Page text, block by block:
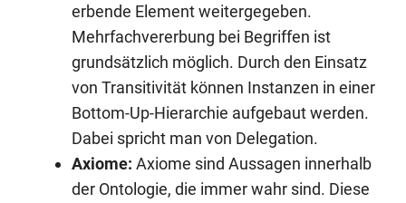
erbende Element weitergegeben.
Mehrfachvererbung bei Begriffen ist
grundsätzlich möglich. Durch den Einsatz
von Transitivität können Instanzen in einer
Bottom-Up-Hierarchie aufgebaut werden.
Dabei spricht man von Delegation.
Axiome: Axiome sind Aussagen innerhalb
der Ontologie, die immer wahr sind. Diese